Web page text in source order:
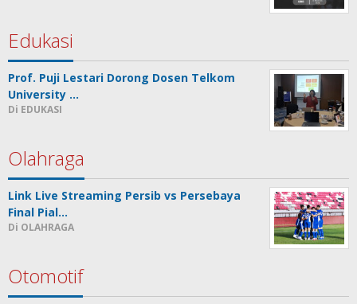
Edukasi
Prof. Puji Lestari Dorong Dosen Telkom
University …
Di EDUKASI
Olahraga
Link Live Streaming Persib vs Persebaya
Final Pial…
Di OLAHRAGA
Otomotif